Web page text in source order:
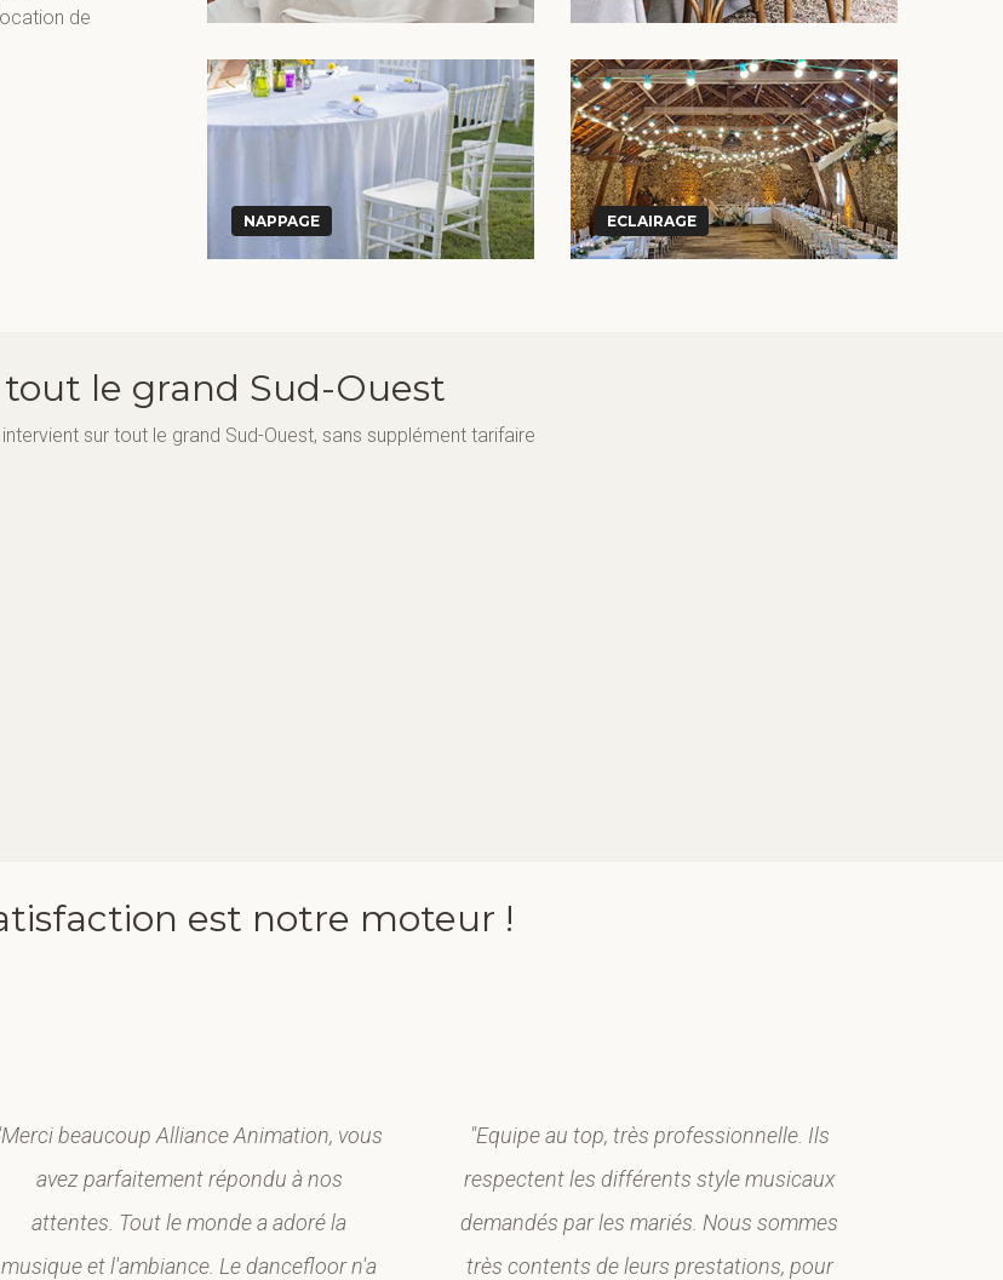
de
NAPPAGE ECLAIRAGE
tout le grand Sud-Ouest
sur tout le grand Sud-Ouest, sans supplément tarifaire
est notre moteur !
beaucoup Alliance Animation, vous
avez parfaitement répondu à nos
attentes. Tout le monde a adoré la
musique et l'ambiance. Le dancefloor n'a
"Equipe au top, très professionnelle. Ils
respectent les différents style musicaux
demandés par les mariés. Nous sommes
très contents de leurs prestations, pour